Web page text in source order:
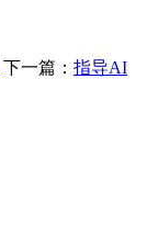
下一篇： 指导AI